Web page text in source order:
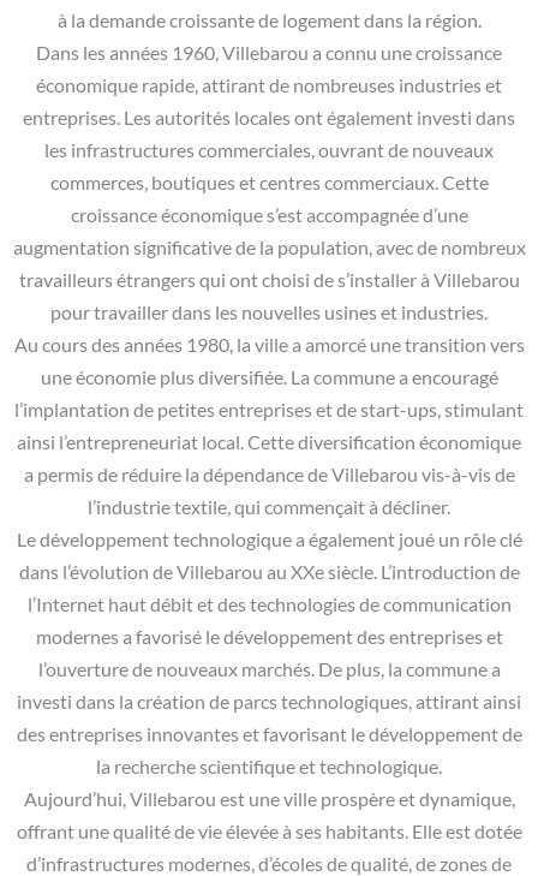
à la demande croissante de logement dans la région.
Dans les années 1960, Villebarou a connu une croissance
économique rapide, attirant de nombreuses industries et
entreprises. Les autorités locales ont également investi dans
les infrastructures commerciales, ouvrant de nouveaux
commerces, boutiques et centres commerciaux. Cette
croissance économique s’est accompagnée d’une
augmentation significative de la population, avec de nombreux
travailleurs étrangers qui ont choisi de s’installer à Villebarou
pour travailler dans les nouvelles usines et industries.
Au cours des années 1980, la ville a amorcé une transition vers
une économie plus diversifiée. La commune a encouragé
l’implantation de petites entreprises et de start-ups, stimulant
ainsi l’entrepreneuriat local. Cette diversification économique
a permis de réduire la dépendance de Villebarou vis-à-vis de
l’industrie textile, qui commençait à décliner.
Le développement technologique a également joué un rôle clé
dans l’évolution de Villebarou au XXe siècle. L’introduction de
l’Internet haut débit et des technologies de communication
modernes a favorisé le développement des entreprises et
l’ouverture de nouveaux marchés. De plus, la commune a
investi dans la création de parcs technologiques, attirant ainsi
des entreprises innovantes et favorisant le développement de
la recherche scientifique et technologique.
Aujourd’hui, Villebarou est une ville prospère et dynamique,
offrant une qualité de vie élevée à ses habitants. Elle est dotée
d’infrastructures modernes, d’écoles de qualité, de zones de